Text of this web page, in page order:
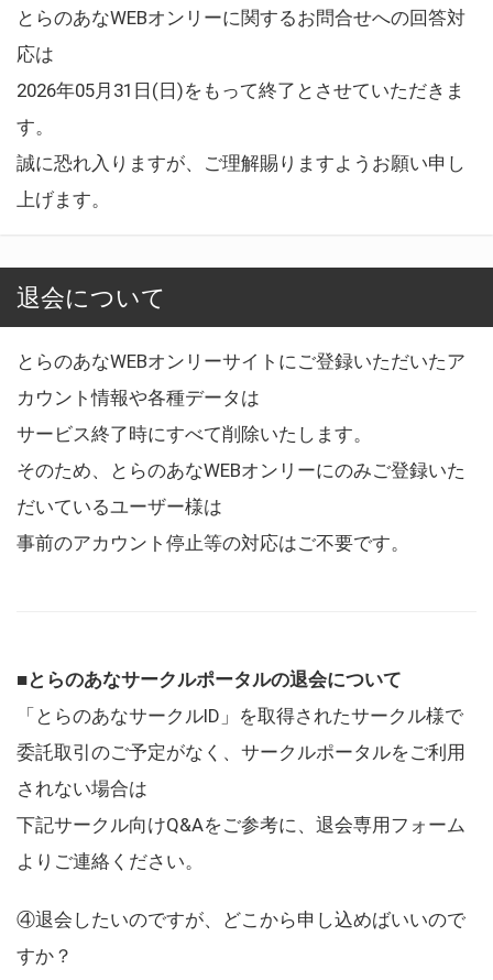
とらのあなWEBオンリーに関するお問合せへの回答対
応は
2026年05月31日(日)をもって終了とさせていただきま
す。
誠に恐れ入りますが、ご理解賜りますようお願い申し
上げます。
退会について
とらのあなWEBオンリーサイトにご登録いただいたア
カウント情報や各種データは
サービス終了時にすべて削除いたします。
そのため、とらのあなWEBオンリーにのみご登録いた
だいているユーザー様は
事前のアカウント停止等の対応はご不要です。
■とらのあなサークルポータルの退会について
「とらのあなサークルID」を取得されたサークル様で
委託取引のご予定がなく、サークルポータルをご利用
されない場合は
下記サークル向けQ&Aをご参考に、退会専用フォーム
よりご連絡ください。
④退会したいのですが、どこから申し込めばいいので
すか？